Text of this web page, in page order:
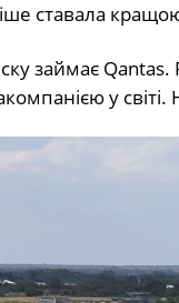
ставала
займає Qantas.
у світі.